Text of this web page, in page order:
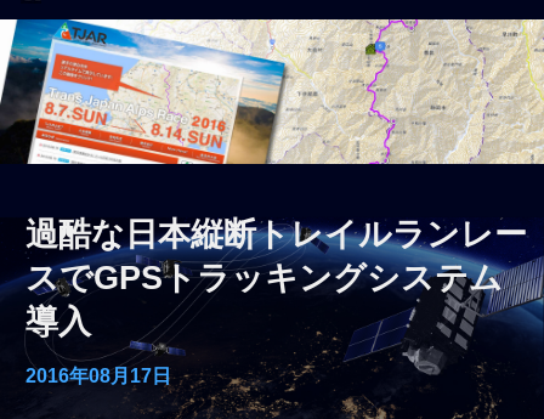
過酷な日本縦断トレイルランレー
スでGPSトラッキングシステム
導入
2016年08月17日